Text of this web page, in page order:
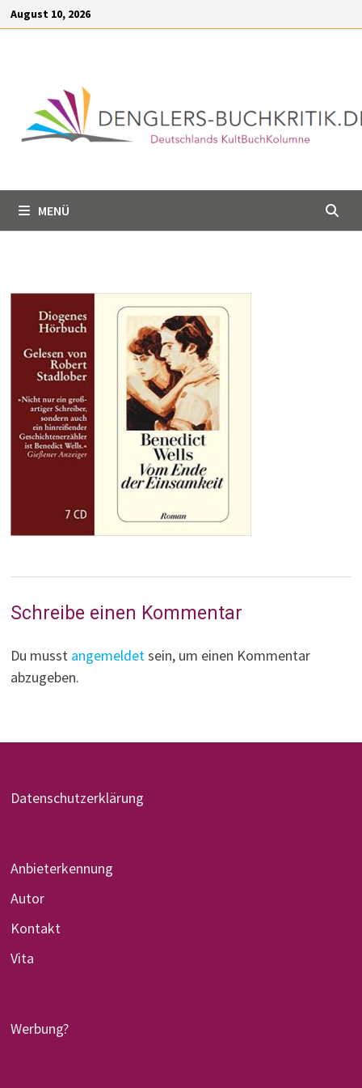
springen
Zum
Inhalt
August 10, 2026
MENÜ
Schreibe einen Kommentar
Du musst angemeldetsein, um einen Kommentar
abzugeben.
Datenschutzerklärung
Anbieterkennung
Autor
Kontakt
Vita
Werbung?